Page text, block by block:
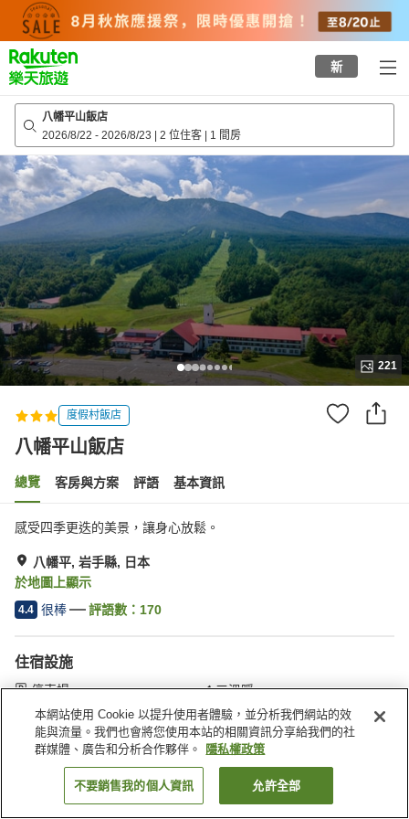
top
page
新
八幡平山飯店
2026/8/22 - 2026/8/23 | 2 位住客 | 1 間房
221
度假村飯店
八幡平山飯店
總覽 客房與方案 評語 基本資訊
感受四季更迭的美景，讓身心放鬆。
八幡平, 岩手縣, 日本
於地圖上顯示
4.4 很棒 評語數： 170
住宿設施
停車場
三溫暖
餐廳
自動販賣機
首頁 日本 岩手縣 八幡平 八幡平山飯店
找客房
本網站使用 Cookie 以提升使用者體驗，並分析我們網站的效
能與流量。我們也會將您使用本站的相關資訊分享給我們的社
群媒體、廣告和分析合作夥伴。
隱私權政策
不要銷售我的個人資訊 允許全部